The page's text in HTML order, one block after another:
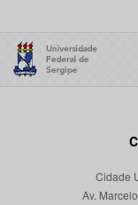
Cidade
Av.